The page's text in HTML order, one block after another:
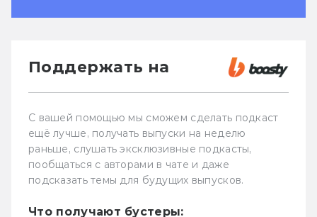
Поддержать на
С вашей помощью мы сможем сделать подкаст
ещё лучше, получать выпуски на неделю
раньше, слушать эксклюзивные подкасты,
пообщаться с авторами в чате и даже
подсказать темы для будущих выпусков.
Что получают бустеры: